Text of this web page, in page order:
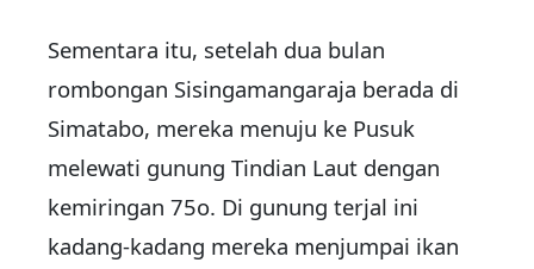
Sementara itu, setelah dua bulan
rombongan Sisingamangaraja berada di
Simatabo, mereka menuju ke Pusuk
melewati gunung Tindian Laut dengan
kemiringan 75o. Di gunung terjal ini
kadang-kadang mereka menjumpai ikan